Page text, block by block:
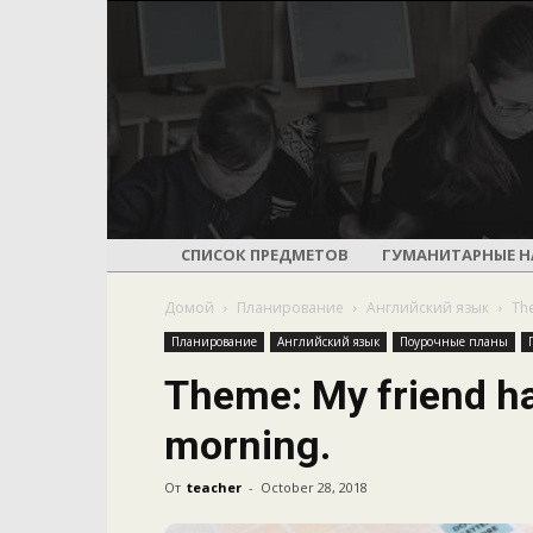
СПИСОК ПРЕДМЕТОВ ГУМАНИТАРНЫЕ
Домой Планирование Английский язык
Планирование Английский язык Поурочные планы
Theme: My friend
morning.
От teacher - October 28, 2018